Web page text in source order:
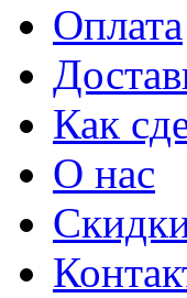
Оплата
Как
О нас